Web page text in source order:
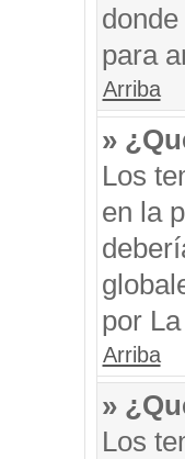
para
Arriba
»
Los
en la
por
Arriba
»
Los